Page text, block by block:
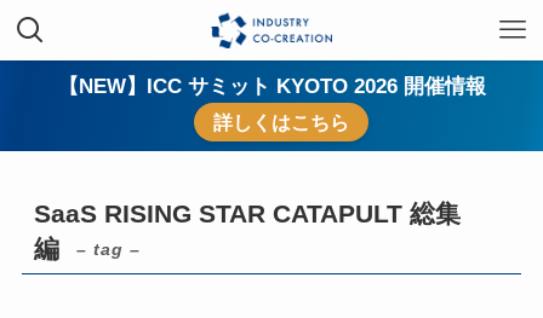
【NEW】ICC サミット KYOTO 2026 開催情報
詳しくはこちら
SaaS RISING STAR CATAPULT 総集
編
– tag –